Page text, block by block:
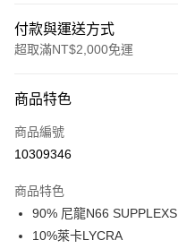
付款與運送方式
超取滿NT$2,000免運
信用卡一次付款
信用卡分期付款
合作金庫商業銀行
華南商業銀行
上海商業儲蓄銀行
超商取貨付款
LINE Pay
商品特色
商品編號
10309346
商品特色
90% 尼龍N66 SUPPLEXS
10%萊卡LYCRA